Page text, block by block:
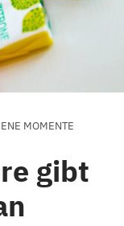
MOMENTE
gibt